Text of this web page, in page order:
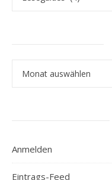
Anmelden
Eintrags-Feed